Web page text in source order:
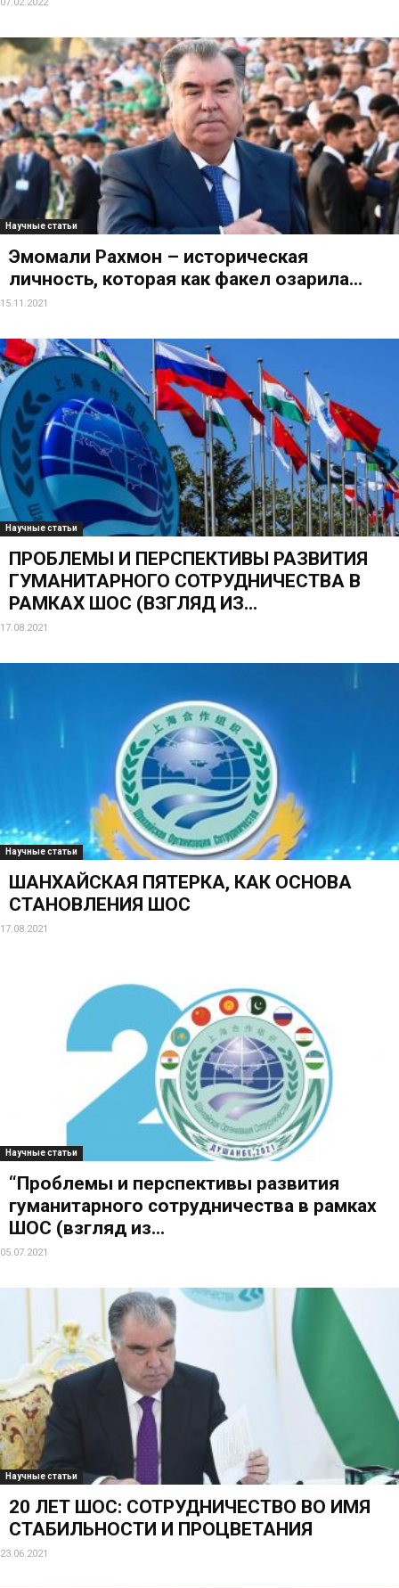
07.02.2022
Научные статьи
Эмомали Рахмон – историческая
личность, которая как факел озарила...
15.11.2021
Научные статьи
ПРОБЛЕМЫ И ПЕРСПЕКТИВЫ РАЗВИТИЯ
ГУМАНИТАРНОГО СОТРУДНИЧЕСТВА В
РАМКАХ ШОС (ВЗГЛЯД ИЗ...
17.08.2021
Научные статьи
ШАНХАЙСКАЯ ПЯТЕРКА, КАК ОСНОВА
СТАНОВЛЕНИЯ ШОС
17.08.2021
Научные статьи
“Проблемы и перспективы развития
гуманитарного сотрудничества в рамках
ШОС (взгляд из...
05.07.2021
Научные статьи
20 ЛЕТ ШОС: СОТРУДНИЧЕСТВО ВО ИМЯ
СТАБИЛЬНОСТИ И ПРОЦВЕТАНИЯ
23.06.2021